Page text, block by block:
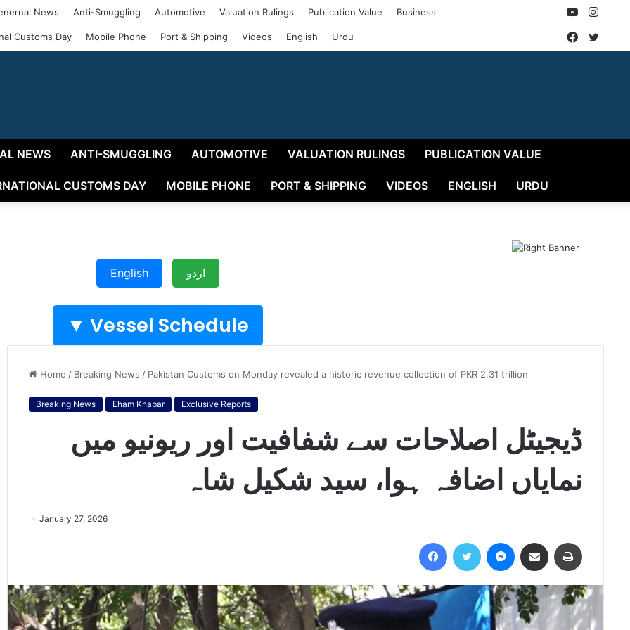
News Anti-Smuggling Automotive Valuation Rulings Publication Value Business
Customs Day Mobile Phone Port & Shipping Videos English Urdu
YouTube
Facebook
NEWS ANTI-SMUGGLING AUTOMOTIVE VALUATION RULINGS PUBLICATION VALUE
CUSTOMS DAY MOBILE PHONE PORT & SHIPPING VIDEOS ENGLISH URDU
English اردو
Vessel Schedule ▼
Home / Breaking News / Pakistan Customs on Monday revealed a historic revenue collection of PKR 2.31 trillion
Breaking News Eham Khabar Exclusive Reports
ڈیجیٹل اصلاحات سے شفافیت اور ریونیو میں
نمایاں اضافہ ہوا، سید شکیل شاہ
January 27, 2026